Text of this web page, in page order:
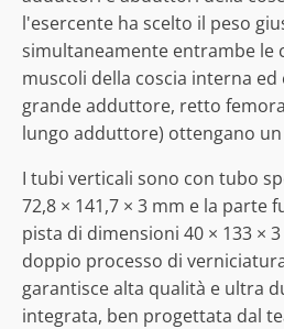
l'esercente ha scelto il peso
simultaneamente entrambe le
muscoli della coscia interna
grande adduttore, retto
lungo adduttore) ottengano
I tubi verticali sono con tubo
72,8 × 141,7 × 3 mm e la parte
pista di dimensioni 40 × 133 ×
doppio processo di
garantisce alta qualità e ultra
integrata, ben progettata dal